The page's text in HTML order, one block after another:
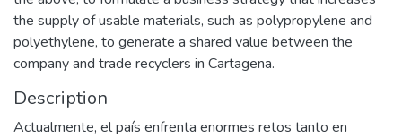
the supply of usable materials, such as polypropylene and
polyethylene, to generate a shared value between the
company and trade recyclers in Cartagena.
Description
Actualmente, el país enfrenta enormes retos tanto en